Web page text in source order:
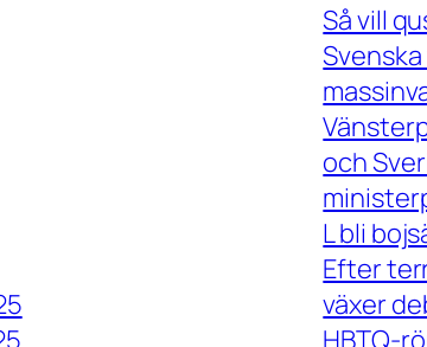
Så vill
och
L bli
Efter
växer
HBTQ-